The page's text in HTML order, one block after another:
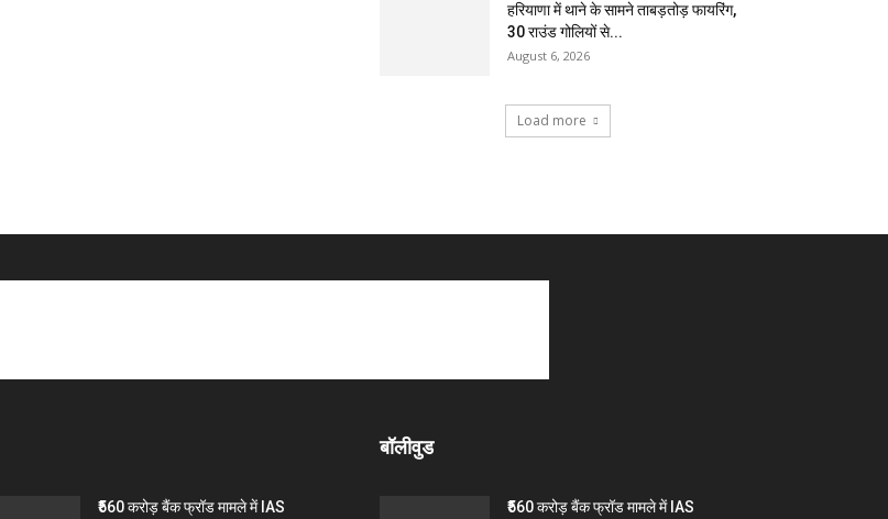
हरियाणा में थाने के सामने ताबड़तोड़ फायरिंग,
30 राउंड गोलियों से...
August 6, 2026
Load more
₹560 करोड़ बैंक फ्रॉड मामले में IAS
बॉलीवुड
₹560 करोड़ बैंक फ्रॉड मामले में IAS